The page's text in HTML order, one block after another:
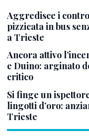
Aggredisce i
pizzicata in bus
a Trieste
Ancora attivo
e Duino: arginato
critico
Si finge un
lingotti d’oro:
Trieste